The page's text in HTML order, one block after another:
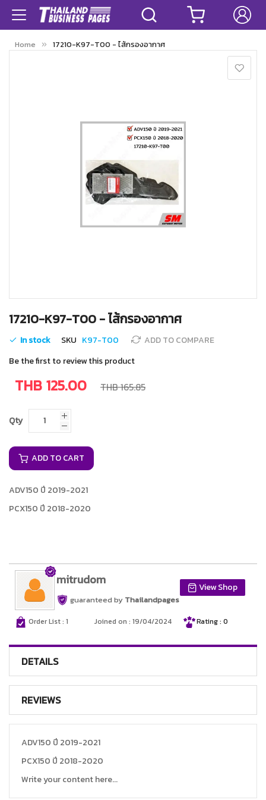
Home 17210-K97-T00 - ไส้กรองอากาศ
17210-K97-T00 - ไส้กรองอากาศ
In stock SKU K97-T00
ADD TO COMPARE
Be the first to review this product
THB 125.00 THB 165.85
Qty
ADD TO CART
ADV150 ปี 2019-2021
PCX150 ปี 2018-2020
to
beginning
the
images
gallery
mitrudom
guaranteed by Thailandpages
View Shop
Order List : 1 Joined on : 19/04/2024 Rating : 0
DETAILS
REVIEWS
ADV150 ปี 2019-2021
PCX150 ปี 2018-2020
Write your content here...